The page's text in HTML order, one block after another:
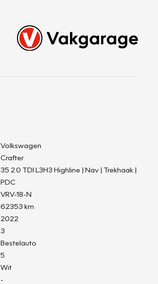
Volkswagen
Crafter
35 2.0 TDI L3H3 Highline | Nav | Trekhaak |
PDC
VRV-18-N
62353 km
2022
3
Bestelauto
5
Wit
-